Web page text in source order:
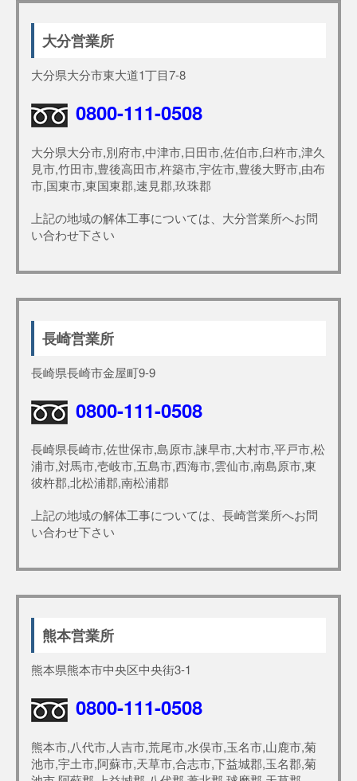
大分営業所
大分県大分市東大道1丁目7-8
0800-111-0508
大分県大分市,別府市,中津市,日田市,佐伯市,臼杵市,津久
見市,竹田市,豊後高田市,杵築市,宇佐市,豊後大野市,由布
市,国東市,東国東郡,速見郡,玖珠郡
上記の地域の解体工事については、大分営業所へお問
い合わせ下さい
長崎営業所
長崎県長崎市金屋町9-9
0800-111-0508
長崎県長崎市,佐世保市,島原市,諫早市,大村市,平戸市,松
浦市,対馬市,壱岐市,五島市,西海市,雲仙市,南島原市,東
彼杵郡,北松浦郡,南松浦郡
上記の地域の解体工事については、長崎営業所へお問
い合わせ下さい
熊本営業所
熊本県熊本市中央区中央街3-1
0800-111-0508
熊本市,八代市,人吉市,荒尾市,水俣市,玉名市,山鹿市,菊
池市,宇土市,阿蘇市,天草市,合志市,下益城郡,玉名郡,菊